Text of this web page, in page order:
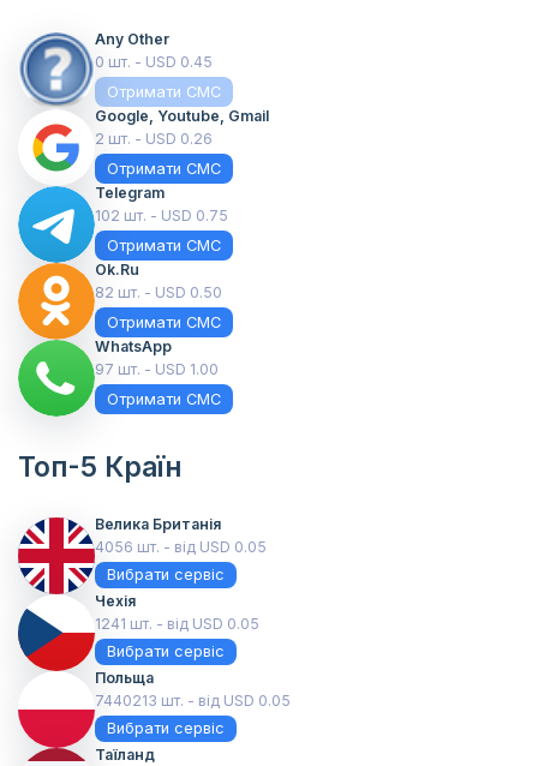
Any Other
0 шт. - USD 0.45
Отримати СМС
Google, Youtube, Gmail
2 шт. - USD 0.26
Отримати СМС
Telegram
102 шт. - USD 0.75
Отримати СМС
Ok.ru
82 шт. - USD 0.50
Отримати СМС
WhatsApp
97 шт. - USD 1.00
Отримати СМС
Топ-5 Країн
Велика Британія
4056 шт. - від USD 0.05
Вибрати сервіс
Чехія
1241 шт. - від USD 0.05
Вибрати сервіс
Польща
7440213 шт. - від USD 0.05
Вибрати сервіс
Таїланд